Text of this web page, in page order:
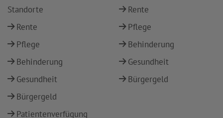
Standorte
Rente
Pflege
Behinderung
Gesundheit
Bürgergeld
Patientenverfügung
Rente
Pflege
Behinderung
Gesundheit
Bürgergeld